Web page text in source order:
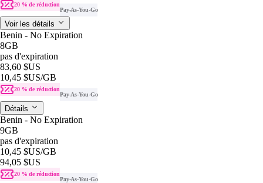
20 % de réduction
Pay-As-You-Go
Voir les détails
Benin - No Expiration
8GB
pas d'expiration
83,60 $US
10,45 $US/GB
20 % de réduction
Pay-As-You-Go
Détails
Benin - No Expiration
9GB
pas d'expiration
10,45 $US/GB
94,05 $US
20 % de réduction
Pay-As-You-Go